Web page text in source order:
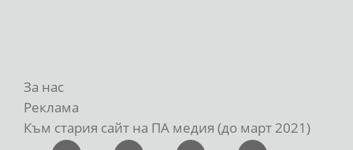
За нас
Реклама
Към стария сайт на ПА медия (до март 2021)